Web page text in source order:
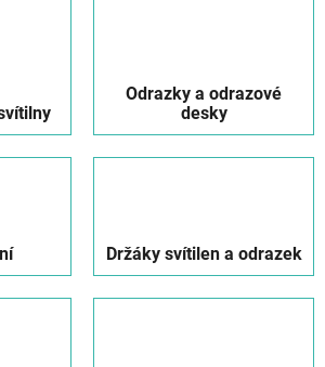
Odrazky a odrazové
desky
Držáky svítilen a odrazek